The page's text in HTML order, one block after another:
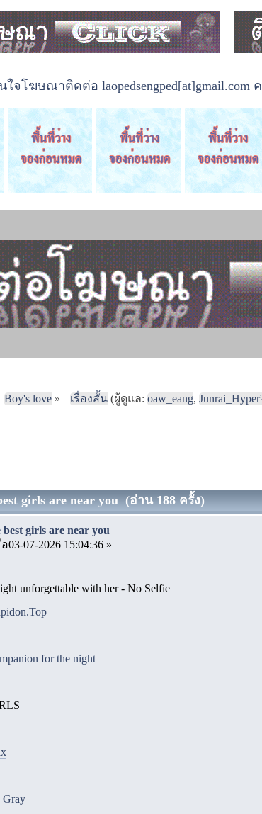
ใจโฆษณาติดต่อ
Boy's love» เรื่องสั้น(ผู้ดูแล: oaw_eang,
girls are near you (อ่าน 188 ครั้ง)
best girls are near you
03-07-2026 15:04:36 »
unforgettable with her - No Selfie
for the night